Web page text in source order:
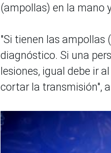
(ampollas) en la mano
"Si tienen las ampollas
diagnóstico. Si una
lesiones, igual debe ir
cortar la transmisión",